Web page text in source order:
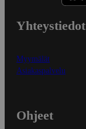
Yhteystiedot
Myymälät
Asiakaspalvelu
Ohjeet